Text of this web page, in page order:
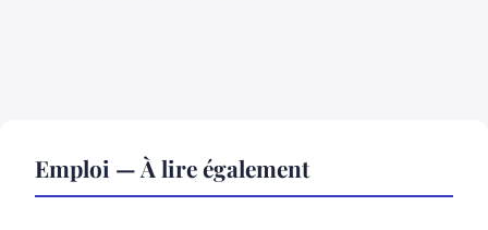
Emploi — À lire également